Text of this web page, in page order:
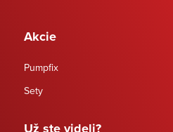
Akcie
Pumpfix
Sety